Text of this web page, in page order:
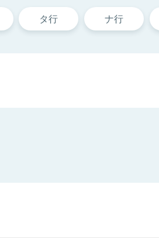
タ行 ナ行